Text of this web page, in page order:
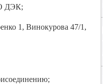
ДЭК;
1, Винокурова 47/1,